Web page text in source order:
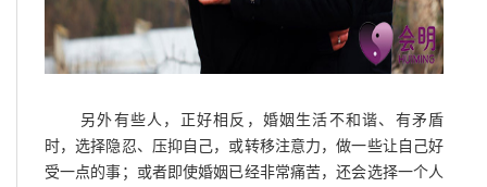
另外有些人，正好相反，婚姻生活不和谐、有矛盾
时，选择隐忍、压抑自己，或转移注意力，做一些让自己好
受一点的事；或者即使婚姻已经非常痛苦，还会选择一个人